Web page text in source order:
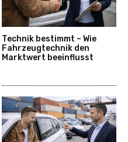
Technik bestimmt – Wie
Fahrzeugtechnik den
Marktwert beeinflusst